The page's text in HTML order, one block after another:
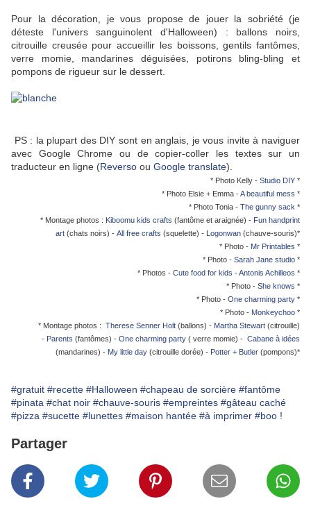
Pour la décoration, je vous propose de jouer la sobriété (je
déteste l'univers sanguinolent d'Halloween) : ballons noirs,
citrouille creusée pour accueillir les boissons, gentils fantômes,
verre momie, mandarines déguisées, potirons bling-bling et
pompons de rigueur sur le dessert.
PS : la plupart des DIY sont en anglais, je vous invite à naviguer
avec Google Chrome ou de copier-coller les textes sur un
traducteur en ligne (Reverso ou Google translate).
* Photo Kelly - Studio DIY *
* Photo Elsie + Emma -A beautiful mess *
* Photo Tonia - The gunny sack *
* Montage photos : Kiboomu kids crafts (fantôme et araignée) - Fun handprint
art (chats noirs) - All free crafts (squelette) - Logonwan (chauve-souris)*
* Photo - Mr Printables *
* Photo - Sarah Jane studio *
* Photos - Cute food for kids -Antonis Achilleos *
* Photo - She knows *
* Photo - One charming party *
* Photo - Monkeychoo *
* Montage photos : Therese Senner Holt (ballons) - Martha Stewart (citrouille)
- Parents (fantômes) - One charming party ( verre momie) - Cabane à idées
(mandarines) - My little day (citrouille dorée) - Potter + Butler (pompons)*
#gratuit #recette #Halloween #chapeau de sorcière #fantôme
#pinata #chat noir #chauve-souris #empreintes #gâteau caché
#pizza #sucette #lunettes #maison hantée #à imprimer #boo !
Partager